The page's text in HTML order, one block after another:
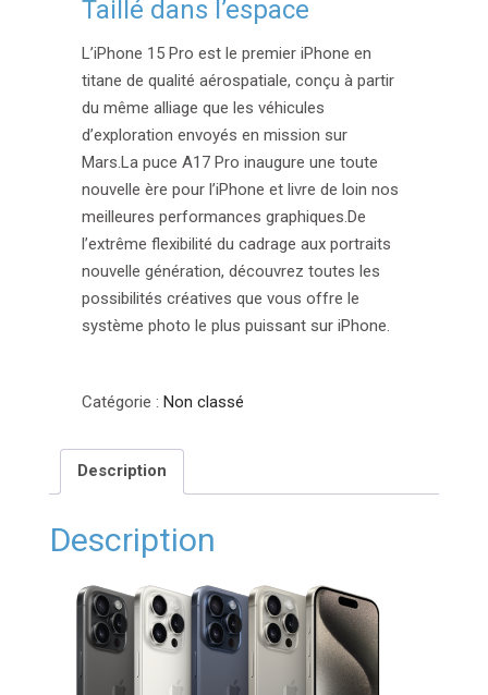
Taillé dans l’espace
L’iPhone 15 Pro est le premier iPhone en
titane de qualité aérospatiale, conçu à partir
du même alliage que les véhicules
d’exploration envoyés en mission sur
Mars.La puce A17 Pro inaugure une toute
nouvelle ère pour l’iPhone et livre de loin nos
meilleures performances graphiques.De
l’extrême flexibilité du cadrage aux portraits
nouvelle génération, découvrez toutes les
possibilités créatives que vous offre le
système photo le plus puissant sur iPhone.
Catégorie : Non classé
Description
Description